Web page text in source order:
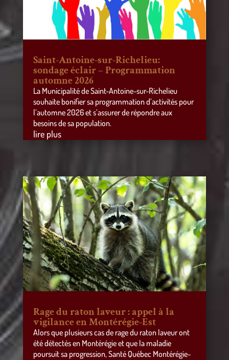
Saint-Antoine-sur-Richelieu:
sondage éclair – Programmation
automne 2026
La Municipalité de Saint-Antoine-sur-Richelieu
souhaite bonifier sa programmation d’activités pour
l’automne 2026 et s’assurer de répondre aux
besoins de sa population.
lire plus
Rage du raton laveur : appel à la
vigilance en Montérégie-Est
Alors que plusieurs cas de rage du raton laveur ont
été détectés en Montérégie et que la maladie
poursuit sa progression, Santé Québec Montérégie-